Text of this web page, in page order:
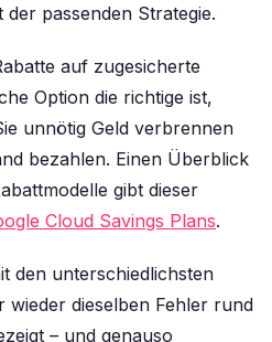
passenden Strategie.
auf zugesicherte
Option die richtige ist,
unnötig Geld verbrennen
bezahlen. Einen Überblick
gibt dieser
Cloud Savings Plans.
den unterschiedlichsten
wieder dieselben Fehler rund
– und genauso